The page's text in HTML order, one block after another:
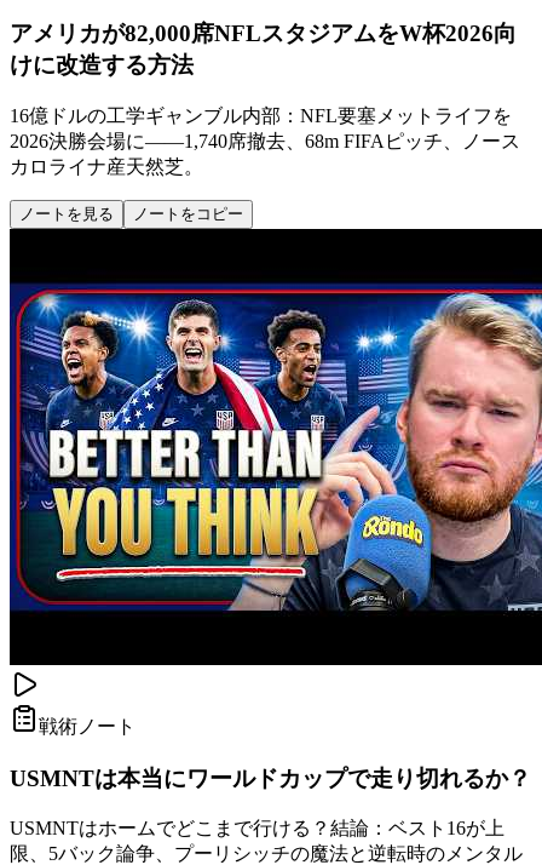
アメリカが82,000席NFLスタジアムをW杯2026向
けに改造する方法
16億ドルの工学ギャンブル内部：NFL要塞メットライフを
2026決勝会場に——1,740席撤去、68m FIFAピッチ、ノース
カロライナ産天然芝。
ノートを見る ノートをコピー
戦術ノート
USMNTは本当にワールドカップで走り切れるか？
USMNTはホームでどこまで行ける？結論：ベスト16が上
限、5バック論争、プーリシッチの魔法と逆転時のメンタル